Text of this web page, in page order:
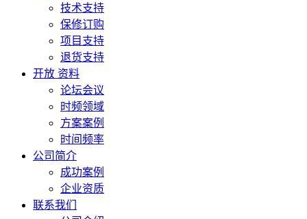
技术支持
保修订购
项目支持
退货支持
开放 资料
论坛会议
时频领域
方案案例
时间频率
公司简介
成功案例
企业资质
联系我们